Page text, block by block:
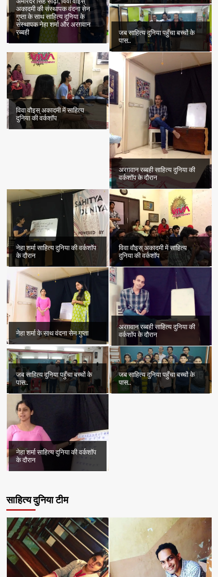
अकादमी की संस्थापक वंदना सेन
गुप्ता के साथ साहित्य दुनिया के
संस्थापक नेहा शर्मा और अरग़वान
रब्बही
जब साहित्य दुनिया पहुँचा बच्चों के
पास..
विवा वौइस् अकादमी में साहित्य
दुनिया की वर्कशॉप
अरग़वान रब्बही साहित्य दुनिया की
वर्कशॉप के दौरान
नेहा शर्मा साहित्य दुनिया की वर्कशॉप
के दौरान
विवा वौइस् अकादमी में साहित्य
दुनिया की वर्कशॉप
नेहा शर्मा के साथ वंदना सेन गुप्ता
अरग़वान रब्बही साहित्य दुनिया की
वर्कशॉप के दौरान
जब साहित्य दुनिया पहुँचा बच्चों के
पास..
जब साहित्य दुनिया पहुँचा बच्चों के
पास..
नेहा शर्मा साहित्य दुनिया की वर्कशॉप
के दौरान
साहित्य दुनिया टीम